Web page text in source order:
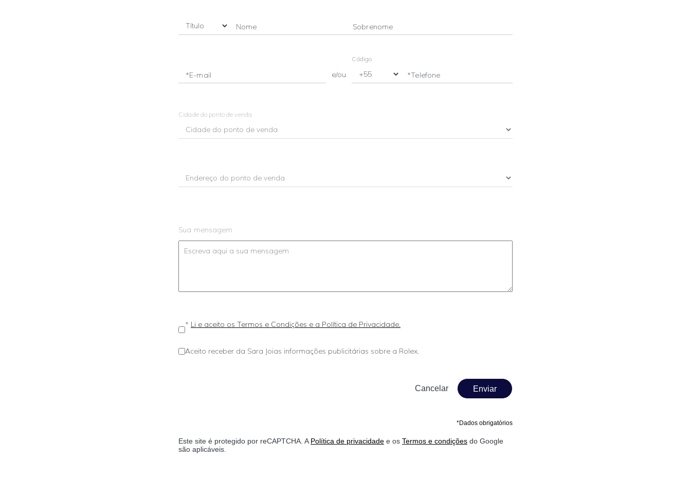
Nome Sobrenome
*E-mail e/ou
Código
*Telefone
Cidade do ponto de venda
Sua mensagem
* Li e aceito os Termos e Condições e a Política de Privacidade.
Aceito receber da Sara Joias informações publicitárias sobre a Rolex.
Enviar
*Dados obrigatórios
Este site é protegido por reCAPTCHA. A Política de privacidade e os Termos e condições do Google
são aplicáveis.